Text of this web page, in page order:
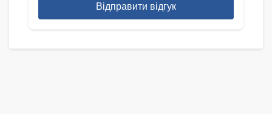
Відправити відгук